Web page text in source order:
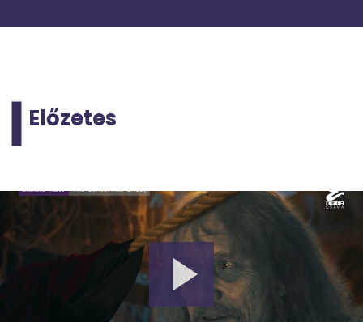
Előzetes